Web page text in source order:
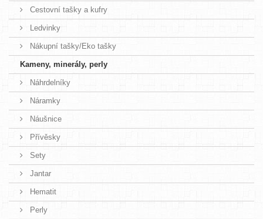
Cestovní tašky a kufry
Ledvinky
Nákupní tašky/Eko tašky
Kameny, minerály, perly
Náhrdelníky
Náramky
Náušnice
Přívěsky
Sety
Jantar
Hematit
Perly